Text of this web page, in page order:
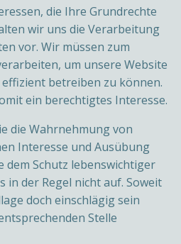
die Ihre Grundrechte
wir uns die Verarbeitung
vor. Wir müssen zum
um unsere Website
betreiben zu können.
ein berechtigtes Interesse.
die Wahrnehmung von
Interesse und Ausübung
dem Schutz lebenswichtiger
in der Regel nicht auf. Soweit
doch einschlägig sein
Stelle